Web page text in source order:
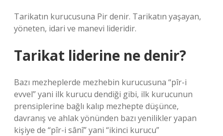
Tarikatın kurucusuna Pir denir. Tarikatın yaşayan,
yöneten, idari ve manevi lideridir.
Tarikat liderine ne denir?
Bazı mezheplerde mezhebin kurucusuna “pîr-i
evvel” yani ilk kurucu dendiği gibi, ilk kurucunun
prensiplerine bağlı kalıp mezhepte düşünce,
davranış ve ahlak yönünden bazı yenilikler yapan
kişiye de “pîr-i sânî” yani “ikinci kurucu”